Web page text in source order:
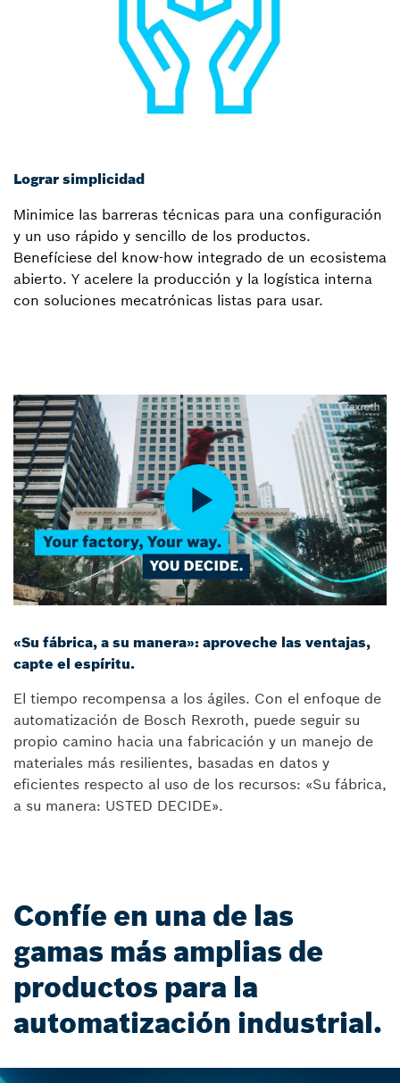
Lograr simplicidad
Minimice las barreras técnicas para una configuración
y un uso rápido y sencillo de los productos.
Benefíciese del know-how integrado de un ecosistema
abierto. Y acelere la producción y la logística interna
con soluciones mecatrónicas listas para usar.
«Su fábrica, a su manera»: aproveche las ventajas,
capte el espíritu.
El tiempo recompensa a los ágiles. Con el enfoque de
automatización de Bosch Rexroth, puede seguir su
propio camino hacia una fabricación y un manejo de
materiales más resilientes, basadas en datos y
eficientes respecto al uso de los recursos: «Su fábrica,
a su manera: USTED DECIDE».
Confíe en una de las
gamas más amplias de
productos para la
automatización industrial.